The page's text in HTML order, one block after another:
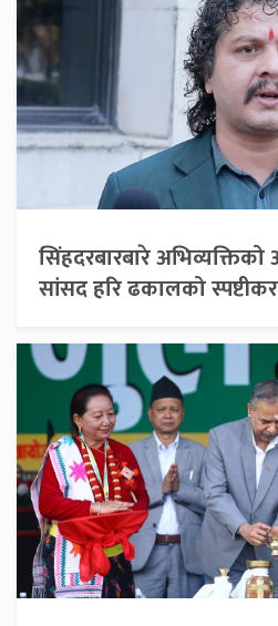
सिंहदरबारबारे
सांसद हरि ढकालको